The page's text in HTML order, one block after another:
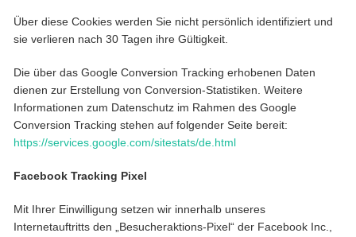
Über diese Cookies werden Sie nicht persönlich identifiziert und
sie verlieren nach 30 Tagen ihre Gültigkeit.
Die über das Google Conversion Tracking erhobenen Daten
dienen zur Erstellung von Conversion-Statistiken. Weitere
Informationen zum Datenschutz im Rahmen des Google
Conversion Tracking stehen auf folgender Seite bereit:
https://services.google.com/sitestats/de.html
Facebook Tracking Pixel
Mit Ihrer Einwilligung setzen wir innerhalb unseres
Internetauftritts den „Besucheraktions-Pixel“ der Facebook Inc.,